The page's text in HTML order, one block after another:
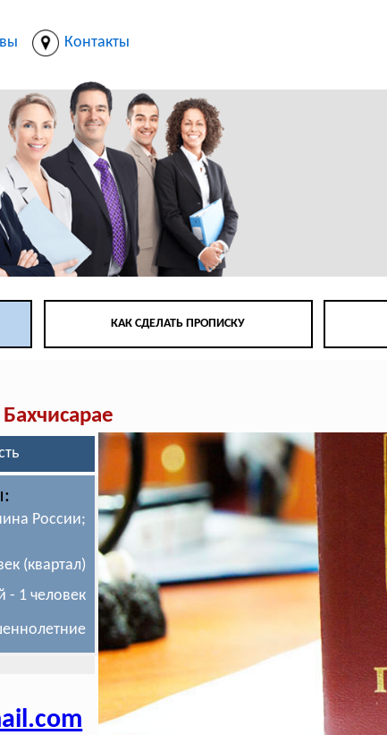
Контакты
КАК СДЕЛАТЬ ПРОПИСКУ
России;
(квартал)
- 1 человек